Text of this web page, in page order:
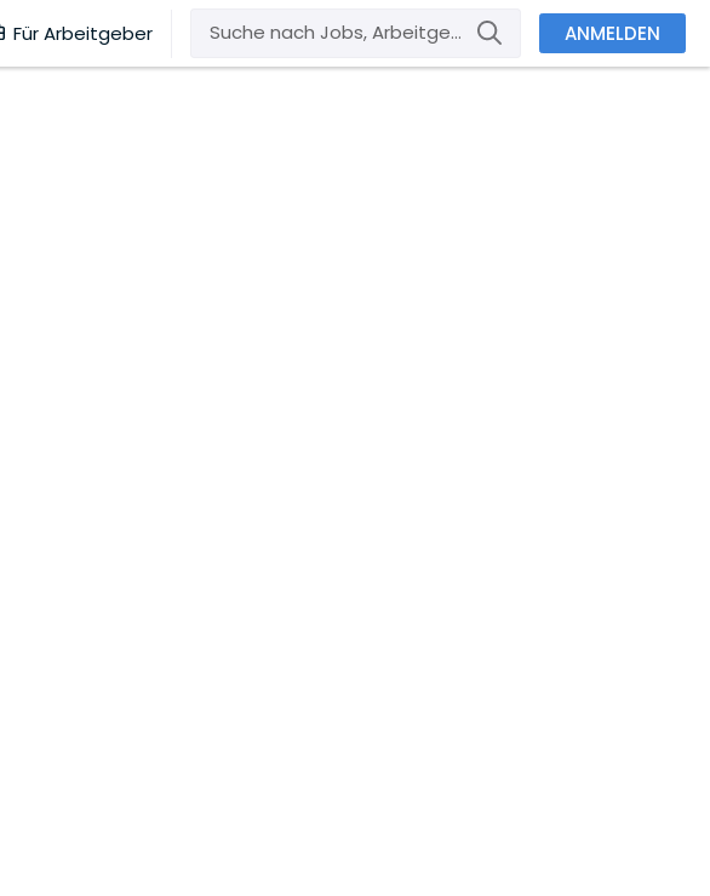
Für Arbeitgeber ANMELDEN